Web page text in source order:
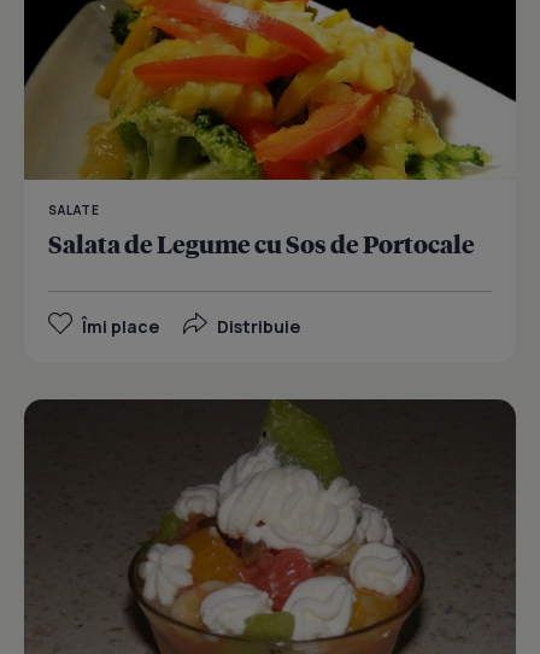
SALATE
Salata de Legume cu Sos de Portocale
Îmi place Distribuie